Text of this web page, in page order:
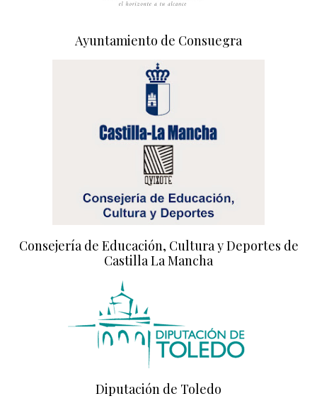
Ayuntamiento de Consuegra
Consejería de Educación, Cultura y Deportes de
Castilla La Mancha
Diputación de Toledo